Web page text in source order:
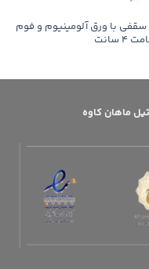
با ورق آلومینیوم و فوم
سانت
ماهان کاوه